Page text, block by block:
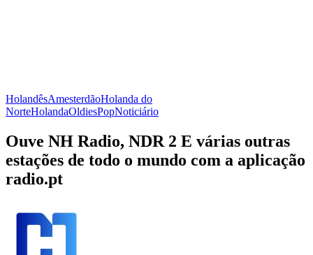
HolandêsAmesterdãoHolanda do
NorteHolandaOldiesPopNoticiário
Ouve NH Radio, NDR 2 E várias outras
estações de todo o mundo com a aplicação
radio.pt